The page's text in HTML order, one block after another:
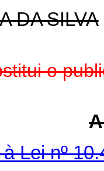
DA SILVA
o
Lei nº